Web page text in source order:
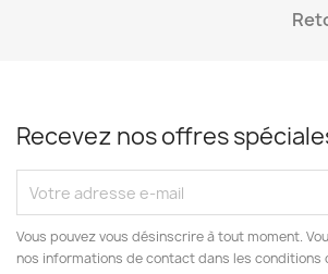
Recevez nos offres
Vous pouvez vous désinscrire à tout moment.
nos informations de contact dans les conditions